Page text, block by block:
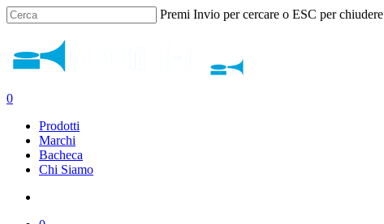
Skip
to
content
Premi Invio per cercare o ESC per chiudere
search
0
Prodotti
Marchi
Bacheca
Chi Siamo